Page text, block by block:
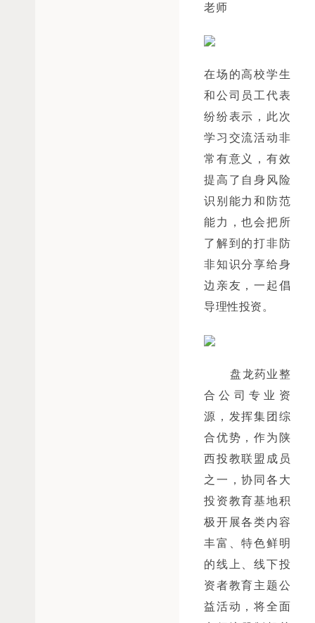
老师
在场的高校学生
和公司员工代表
纷纷表示，此次
学习交流活动非
常有意义，有效
提高了自身风险
识别能力和防范
能力，也会把所
了解到的打非防
非知识分享给身
边亲友，一起倡
导理性投资。
盘龙药业整
合公司专业资
源，发挥集团综
合优势，作为陕
西投教联盟成员
之一，协同各大
投资教育基地积
极开展各类内容
丰富、特色鲜明
的线上、线下投
资者教育主题公
益活动，将全面